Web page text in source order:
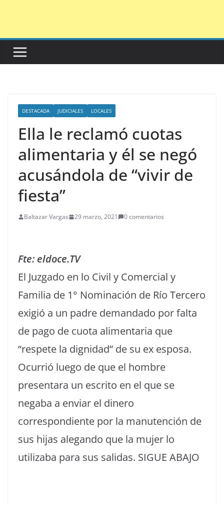
DESTACADA JUDICIALES LOCALES
Ella le reclamó cuotas
alimentaria y él se negó
acusándola de “vivir de
fiesta”
Baltazar Vargas 29 marzo, 2021 0 comentarios
Fte: eldoce.TV
El Juzgado en lo Civil y Comercial y
Familia de 1° Nominación de Río Tercero
exigió a un padre demandado por falta
de pago de cuota alimentaria que
“respete la dignidad” de su ex esposa.
Ocurrió luego de que el hombre
presentara un escrito en el que se
negaba a enviar el dinero
correspondiente por la manutención de
sus hijas alegando que la mujer lo
utilizaba para sus salidas. SIGUE ABAJO